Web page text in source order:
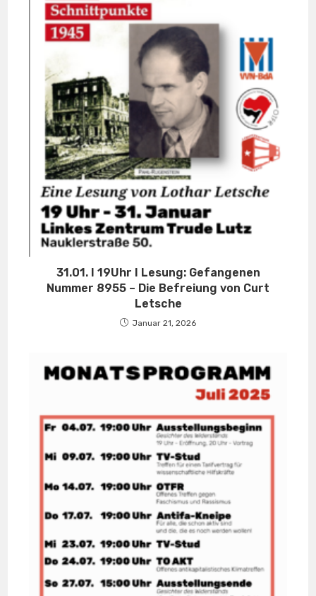
31.01. I 19Uhr I Lesung: Gefangenen
Nummer 8955 – Die Befreiung von Curt
Letsche
Januar 21, 2026